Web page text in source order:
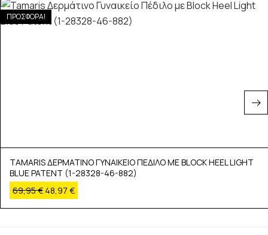
ΠΡΟΣΦΟΡΑ!
TAMARIS ΔΕΡΜΑΤΙΝΟ ΓΥΝΑΙΚΕΙΟ ΠΕΔΙΛΟ ΜΕ BLOCK HEEL LIGHT
BLUE PATENT (1-28328-46-882)
69,95€ 48,97 €